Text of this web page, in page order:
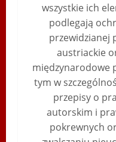
wszystkie ich
podlegają
przewidzianej
austriackie
międzynarodowe
tym w
przepisy o
autorskim i
pokrewnych